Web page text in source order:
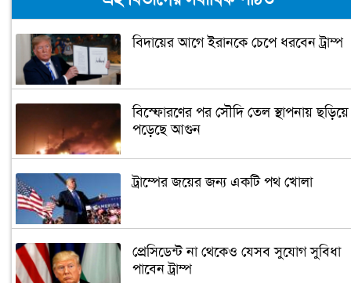
বিদায়ের আগে ইরানকে চেপে ধরবেন ট্রাম্প
বিস্ফোরণের পর সৌদি তেল স্থাপনায় ছড়িয়ে
পড়েছে আগুন
ট্রাম্পের জয়ের জন্য একটি পথ খোলা
প্রেসিডেন্ট না থেকেও যেসব সুযোগ সুবিধা
পাবেন ট্রাম্প